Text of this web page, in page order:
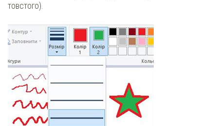
товстого).